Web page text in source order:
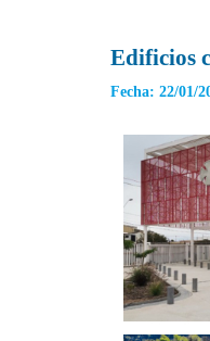
Edificios
Fecha: 22/01/